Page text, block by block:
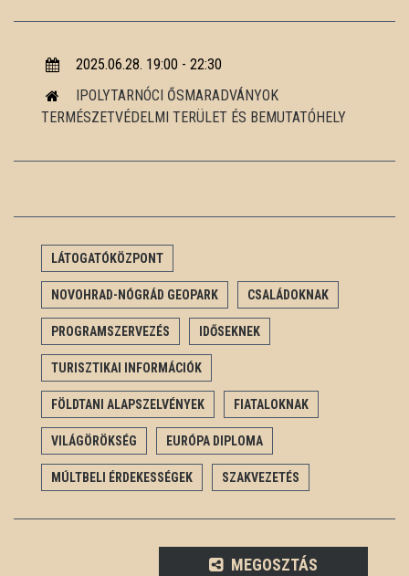
2025.06.28. 19:00 - 22:30
IPOLYTARNÓCI ŐSMARADVÁNYOK
TERMÉSZETVÉDELMI TERÜLET ÉS BEMUTATÓHELY
LÁTOGATÓKÖZPONT
NOVOHRAD-NÓGRÁD GEOPARK CSALÁDOKNAK
PROGRAMSZERVEZÉS IDŐSEKNEK
TURISZTIKAI INFORMÁCIÓK
FÖLDTANI ALAPSZELVÉNYEK FIATALOKNAK
VILÁGÖRÖKSÉG EURÓPA DIPLOMA
MÚLTBELI ÉRDEKESSÉGEK SZAKVEZETÉS
MEGOSZTÁS